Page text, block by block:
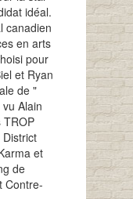
idéal.
canadien
en arts
pour
et Ryan
de "
Alain
TROP
et
de
Contre-